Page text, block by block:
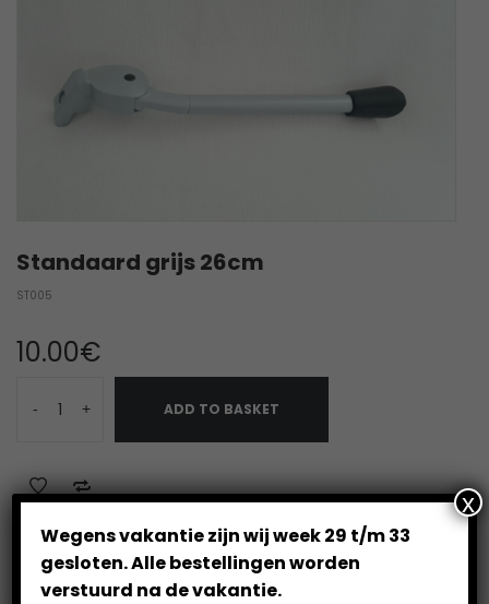
Standaard grijs 26cm
ST005
10.00€
- + ADD TO BASKET
Category: Standaards
Wegens vakantie zijn wij week 29 t/m 33
gesloten. Alle bestellingen worden
verstuurd na de vakantie.
x